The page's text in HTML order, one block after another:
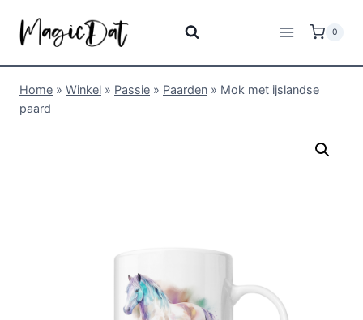
0
Home » Winkel » Passie » Paarden » Mok met ijslandse
paard